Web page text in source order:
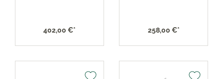
402,00 €* 258,00 €*